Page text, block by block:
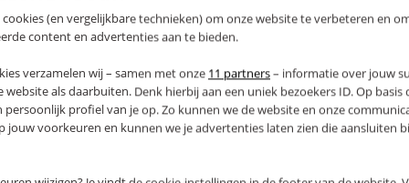
(en vergelijkbare technieken) om onze website te verbeteren en
content en advertenties aan te bieden.
verzamelen wij – samen met onze 11 partners– informatie over jouw
website als daarbuiten. Denk hierbij aan een uniek bezoekers ID. Op basis
persoonlijk profiel van je op. Zo kunnen we de website en onze
jouw voorkeuren en kunnen we je advertenties laten zien die aansluiten